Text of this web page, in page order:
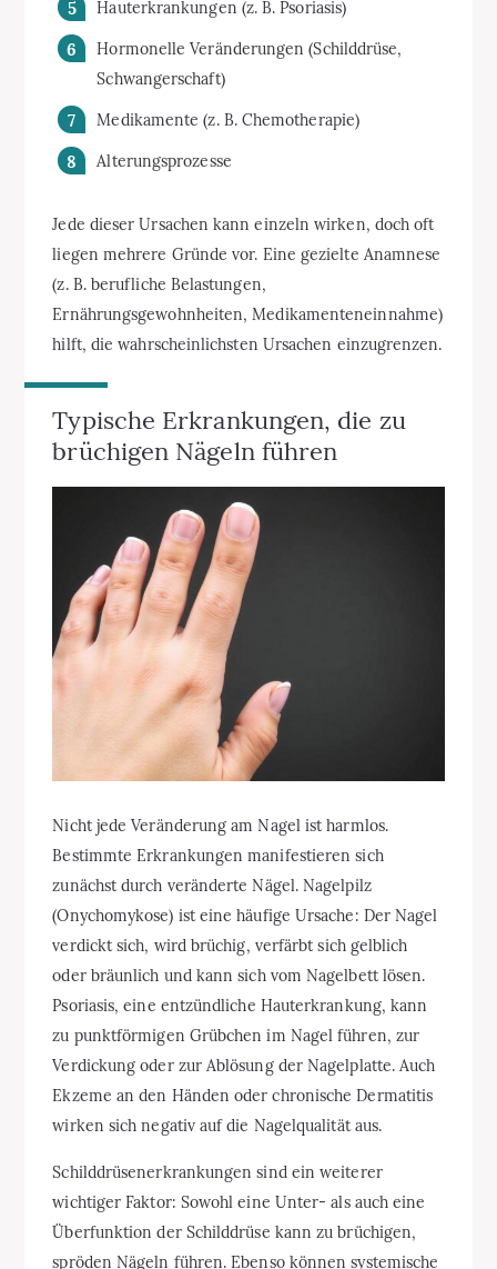
Hauterkrankungen (z. B. Psoriasis)
Hormonelle Veränderungen (Schilddrüse,
Schwangerschaft)
Medikamente (z. B. Chemotherapie)
Alterungsprozesse
Jede dieser Ursachen kann einzeln wirken, doch oft
liegen mehrere Gründe vor. Eine gezielte Anamnese
(z. B. berufliche Belastungen,
Ernährungsgewohnheiten, Medikamenteneinnahme)
hilft, die wahrscheinlichsten Ursachen einzugrenzen.
Typische Erkrankungen, die zu
brüchigen Nägeln führen
Nicht jede Veränderung am Nagel ist harmlos.
Bestimmte Erkrankungen manifestieren sich
zunächst durch veränderte Nägel. Nagelpilz
(Onychomykose) ist eine häufige Ursache: Der Nagel
verdickt sich, wird brüchig, verfärbt sich gelblich
oder bräunlich und kann sich vom Nagelbett lösen.
Psoriasis, eine entzündliche Hauterkrankung, kann
zu punktförmigen Grübchen im Nagel führen, zur
Verdickung oder zur Ablösung der Nagelplatte. Auch
Ekzeme an den Händen oder chronische Dermatitis
wirken sich negativ auf die Nagelqualität aus.
Schilddrüsenerkrankungen sind ein weiterer
wichtiger Faktor: Sowohl eine Unter- als auch eine
Überfunktion der Schilddrüse kann zu brüchigen,
spröden Nägeln führen. Ebenso können systemische